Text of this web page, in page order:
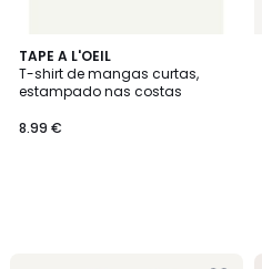
TAPE A L'OEIL
T-shirt de mangas curtas,
estampado nas costas
8.99 €